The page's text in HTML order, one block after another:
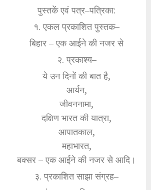
पुस्तकें एवं पत्र–पत्रिका:
१. एकल प्रकाशित पुस्तक–
बिहार – एक आईने की नजर से
२. प्रकाश्य–
ये उन दिनों की बात है,
आर्यन,
जीवननामा,
दक्षिण भारत की यात्रा,
आपातकाल,
महाभारत,
बक्सर – एक आईने की नजर से आदि।
३. प्रकाशित साझा संग्रह–